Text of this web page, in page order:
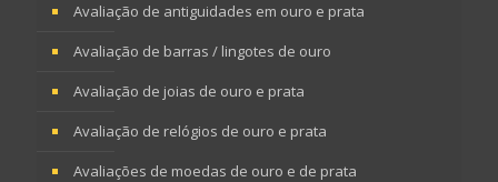
Avaliação de antiguidades em ouro e prata
Avaliação de barras / lingotes de ouro
Avaliação de joias de ouro e prata
Avaliação de relógios de ouro e prata
Avaliações de moedas de ouro e de prata